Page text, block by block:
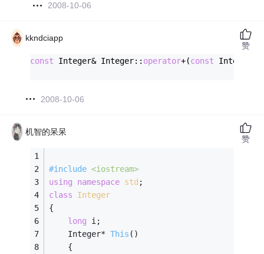
2008-10-06
kkndciapp
const Integer& Integer:: operator+(const Integer&
2008-10-06
赞
机智的呆呆
#include <iostream>
using
namespace std ;
class
Integer
{
long i;
Integer* This ()
    {
赞